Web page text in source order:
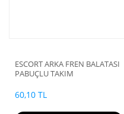
ESCORT ARKA FREN BALATASI
PABUÇLU TAKIM
60,10 TL